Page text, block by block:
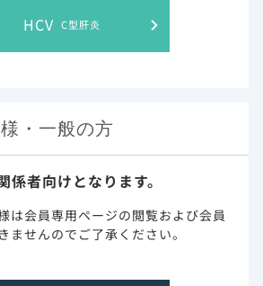
サイトマップ
HCV C型肝炎
・一般の方
係者向けとなります。
は会員専用ページの閲覧および会員
ませんのでご了承ください。